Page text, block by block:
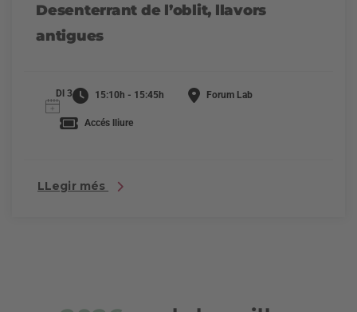
Desenterrant de l’oblit, llavors
antigues
Dl 3 15:10h - 15:45h Forum Lab
Accés lliure
LLegir més